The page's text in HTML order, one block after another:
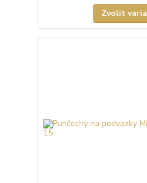
Zvolit